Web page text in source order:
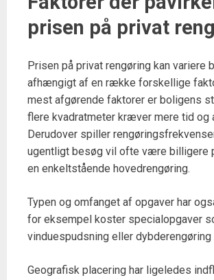
prisen på privat
Prisen på privat rengøring kan variere
afhængigt af en række forskellige
mest afgørende faktorer er boligens
flere kvadratmeter kræver mere tid og
Derudover spiller
ugentligt besøg vil ofte være billigere
en enkeltstående hovedrengøring.
Typen og omfanget af opgaver har
for eksempel koster specialopgaver
vinduespudsning eller
Geografisk placering har ligeledes